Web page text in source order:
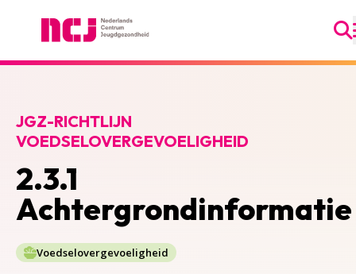
2.3.1
Achtergrondinformatie
JGZ-RICHTLIJN
VOEDSELOVERGEVOELIGHEID
Voedselovergevoeligheid